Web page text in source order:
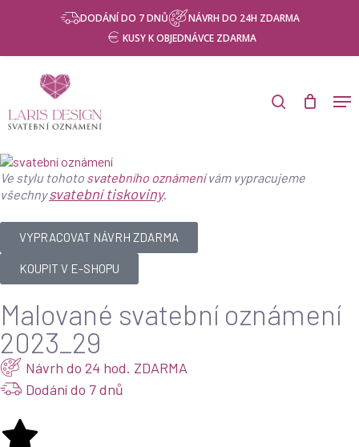
content
DODÁNÍ DO 7 DNŮ
NÁVRH DO 24H ZDARMA
KUSY K OBJEDNÁVCE ZDARMA
Ve stylu tohoto svatebního oznámenívám vypracujeme
všechnysvatební tiskoviny.
VYPRACOVAT NÁVRH ZDARMA
KOUPIT V E-SHOPU
Malované svatební oznámení
2023_29
Návrh do 24 hod. ZDARMA
Dodání do 7 dnů